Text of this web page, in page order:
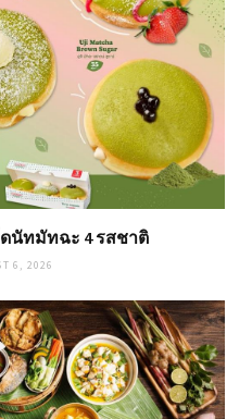
นัทมัทฉะ 4 รสชาติ
6, 2026